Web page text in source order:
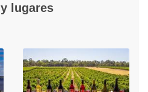
lugares